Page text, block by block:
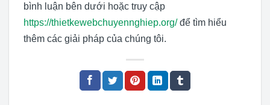
bình luận bên dưới hoặc truy cập
https://thietkewebchuyennghiep.org/để tìm hiểu
thêm các giải pháp của chúng tôi.